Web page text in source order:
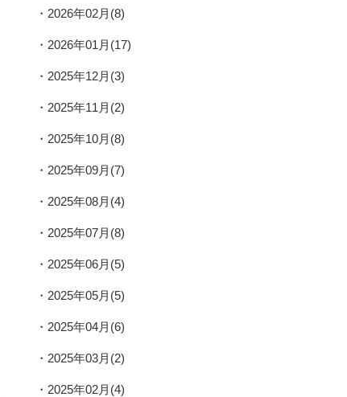
2026年02月(8)
2026年01月(17)
2025年12月(3)
2025年11月(2)
2025年10月(8)
2025年09月(7)
2025年08月(4)
2025年07月(8)
2025年06月(5)
2025年05月(5)
2025年04月(6)
2025年03月(2)
2025年02月(4)